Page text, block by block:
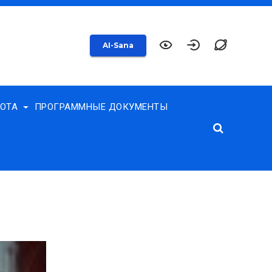
AI-Sana
ПРОГРАММНЫЕ ДОКУМЕНТЫ